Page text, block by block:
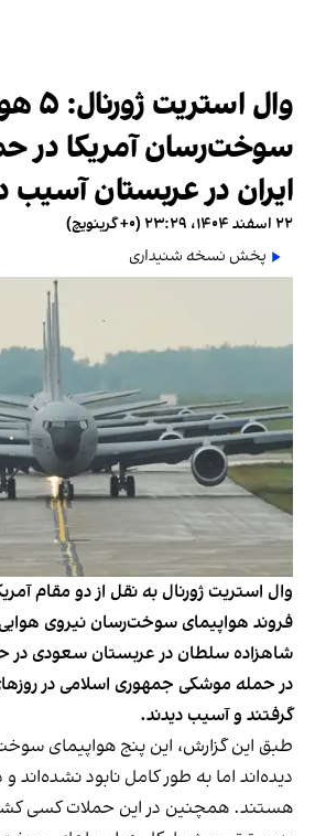
وال
سوخت‌رسان آمریکا در
ایران در عربستان آسیب
۲۲ اسفند ۱۴۰۴، ۲۳:۲۹ (‎+۰ گرینویچ)
پخش نسخه شنیداری
وال استریت ژورنال به نقل از دو مقام
فروند هواپیمای سوخت‌رسان نیروی هوایی
شاهزاده سلطان در عربستان سعودی در
در حمله موشکی جمهوری اسلامی در
گرفتند و آسیب دیدند.
طبق این گزارش، این پنج هواپیمای
دیده‌اند اما به طور کامل نابود نشده‌اند
هستند. همچنین در این حملات کسی